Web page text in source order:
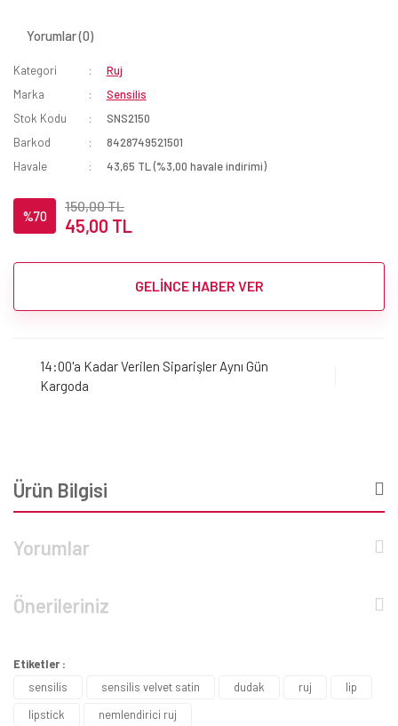
Yorumlar (0)
Kategori
Ruj
Marka
Sensilis
Stok Kodu
SNS2150
Barkod
8428749521501
Havale
43,65 TL (%3,00 havale indirimi)
%70
150,00 TL
45,00 TL
GELİNCE HABER VER
14:00'a Kadar Verilen Siparişler Aynı Gün
Kargoda
Ürün Bilgisi
Yorumlar
Önerileriniz
Etiketler :
sensilis
sensilis velvet satin dudak ruj
lip
lipstick
nemlendirici ruj